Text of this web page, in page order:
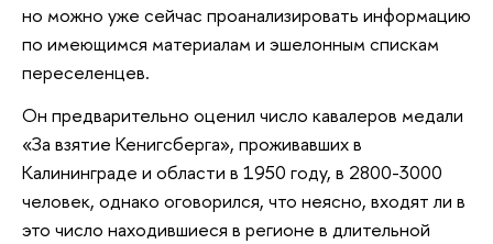
но можно уже сейчас проанализировать информацию
по имеющимся материалам и эшелонным спискам
переселенцев.
Он предварительно оценил число кавалеров медали
«За взятие Кенигсберга», проживавших в
Калининграде и области в 1950 году, в 2800-3000
человек, однако оговорился, что неясно, входят ли в
это число находившиеся в регионе в длительной